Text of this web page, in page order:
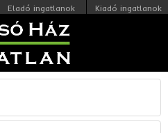
Eladó ingatlanok Kiadó ingatlanok